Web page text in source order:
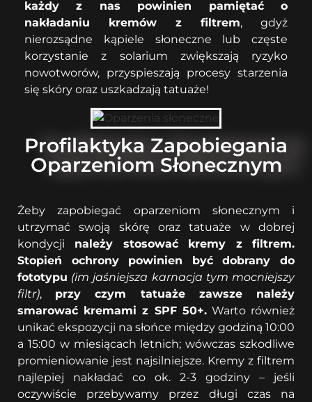
każdy z nas powinien pamiętać o
nakładaniu kremów z filtrem, gdyż
nierozsądne kąpiele słoneczne lub częste
korzystanie z solarium zwiększają ryzyko
nowotworów, przyspieszają procesy starzenia
się skóry oraz uszkadzają tatuaże!
Profilaktyka Zapobiegania
Oparzeniom Słonecznym
Żeby zapobiegać oparzeniom słonecznym i
utrzymać swoją skórę oraz tatuaże w dobrej
kondycji należy stosować kremy z filtrem.
Stopień ochrony powinien być dobrany do
fototypu (im jaśniejsza karnacja tym mocniejszy
filtr), przy czym tatuaże zawsze należy
smarować kremami z SPF 50+.Warto również
unikać ekspozycji na słońce między godziną 10:00
a 15:00 w miesiącach letnich; wówczas szkodliwe
promieniowanie jest najsilniejsze. Kremy z filtrem
najlepiej nakładać co ok. 2-3 godziny – jeśli
oczywiście przebywamy przez długi czas na